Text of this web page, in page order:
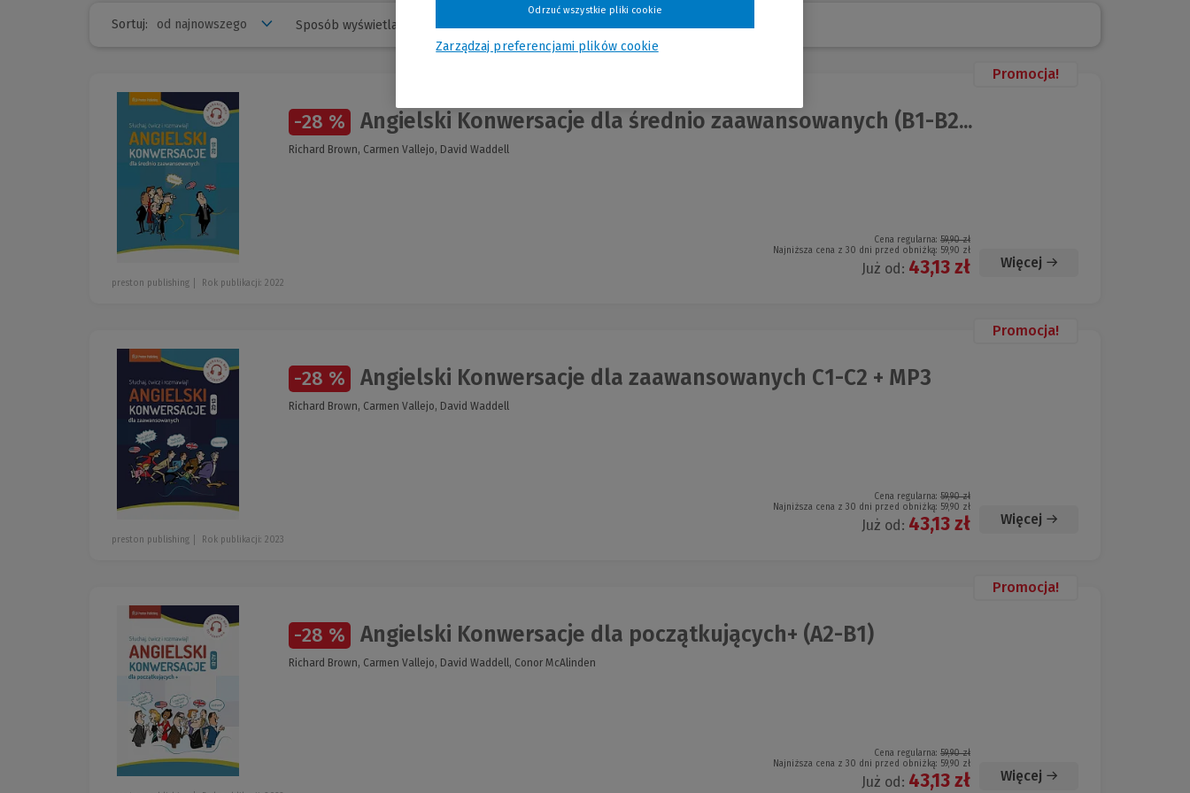
Sortuj: Sposób wyświetlania
Promocja!
-28 % Angielski Konwersacje dla średnio zaawansowanych (B1-B2...
Richard Brown, Carmen Vallejo, David Waddell
Cena regularna: 59,90 zł
Najniższa cena z 30 dni przed obniżką: 59,90 zł
Już od: 43,13 zł Więcej
preston publishing Rok publikacji: 2022
Promocja!
-28 % Angielski Konwersacje dla zaawansowanych C1-C2 + MP3
Richard Brown, Carmen Vallejo, David Waddell
Cena regularna: 59,90 zł
Najniższa cena z 30 dni przed obniżką: 59,90 zł
Już od: 43,13 zł Więcej
preston publishing Rok publikacji: 2023
Promocja!
-28 % Angielski Konwersacje dla początkujących+ (A2-B1)
Richard Brown, Carmen Vallejo, David Waddell, Conor McAlinden
Cena regularna: 59,90 zł
Najniższa cena z 30 dni przed obniżką: 59,90 zł
Już od: 43,13 zł Więcej
Zarządzaj preferencjami plików cookie
Odrzuć wszystkie pliki cookie